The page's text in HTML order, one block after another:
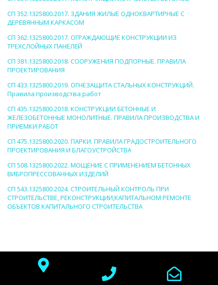
СП 352.1325800.2017. ЗДАНИЯ ЖИЛЫЕ ОДНОКВАРТИРНЫЕ С
ДЕРЕВЯННЫМ КАРКАСОМ
СП 362.1325800.2017. ОГРАЖДАЮЩИЕ КОНСТРУКЦИИ ИЗ
ТРЕХСЛОЙНЫХ ПАНЕЛЕЙ
СП 381.1325800.2018. СООРУЖЕНИЯ ПОДПОРНЫЕ. ПРАВИЛА
ПРОЕКТИРОВАНИЯ
СП 433.1325800.2019. ОГНЕЗАЩИТА СТАЛЬНЫХ КОНСТРУКЦИЙ.
Правила производства работ
СП 435.1325800.2018. КОНСТРУКЦИИ БЕТОННЫЕ И
ЖЕЛЕЗОБЕТОННЫЕ МОНОЛИТНЫЕ. ПРАВИЛА ПРОИЗВОДСТВА И
ПРИЕМКИ РАБОТ
СП 475.1325800.2020. ПАРКИ. ПРАВИЛА ГРАДОСТРОИТЕЛЬНОГО
ПРОЕКТИРОВАНИЯ И БЛАГОУСТРОЙСТВА
СП 508.1325800.2022. МОЩЕНИЕ С ПРИМЕНЕНИЕМ БЕТОННЫХ
ВИБРОПРЕССОВАННЫХ ИЗДЕЛИЙ
СП 543.1325800.2024. СТРОИТЕЛЬНЫЙ КОНТРОЛЬ ПРИ
СТРОИТЕЛЬСТВЕ, РЕКОНСТРУКЦИИ,КАПИТАЛЬНОМ РЕМОНТЕ
ОБЪЕКТОВ КАПИТАЛЬНОГО СТРОИТЕЛЬСТВА